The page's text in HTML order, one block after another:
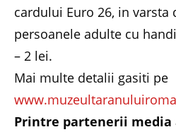
cardului Euro 26, in varsta
persoanele adulte cu
– 2 lei.
Mai multe detalii gasiti pe
Printre partenerii